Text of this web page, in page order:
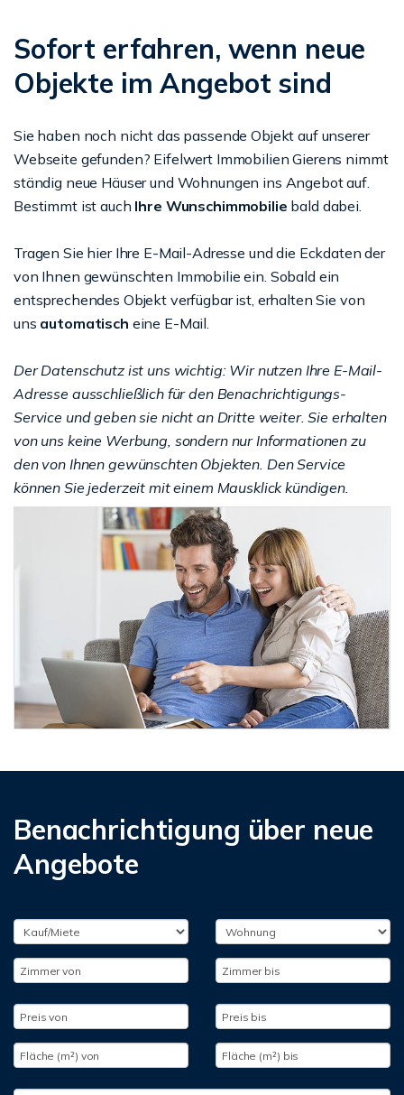
Sofort erfahren, wenn neue
Objekte im Angebot sind
Sie haben noch nicht das passende Objekt auf unserer
Webseite gefunden? Eifelwert Immobilien Gierens nimmt
ständig neue Häuser und Wohnungen ins Angebot auf.
Bestimmt ist auch Ihre Wunschimmobilie bald dabei.
Tragen Sie hier Ihre E-Mail-Adresse und die Eckdaten der
von Ihnen gewünschten Immobilie ein. Sobald ein
entsprechendes Objekt verfügbar ist, erhalten Sie von
uns automatisch eine E-Mail.
Der Datenschutz ist uns wichtig: Wir nutzen Ihre E-Mail-
Adresse ausschließlich für den Benachrichtigungs-
Service und geben sie nicht an Dritte weiter. Sie erhalten
von uns keine Werbung, sondern nur Informationen zu
den von Ihnen gewünschten Objekten. Den Service
können Sie jederzeit mit einem Mausklick kündigen.
Benachrichtigung über neue
Angebote